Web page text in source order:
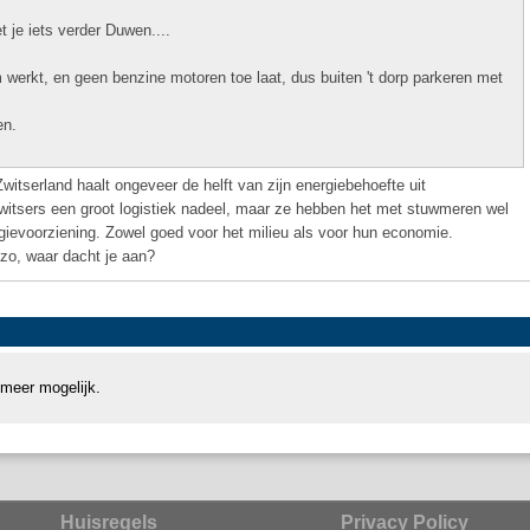
je iets verder Duwen....
en geen benzine motoren toe laat, dus buiten 't dorp parkeren met
haalt ongeveer de helft van zijn energiebehoefte uit
een groot logistiek nadeel, maar ze hebben het met stuwmeren wel
Zowel goed voor het milieu als voor hun economie.
waar dacht je aan?
mogelijk.
Huisregels Privacy Policy